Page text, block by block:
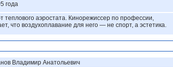
года
теплового аэростата. Кинорежиссер по профессии,
что воздухоплавание для него — не спорт, а эстетика.
Владимир Анатольевич